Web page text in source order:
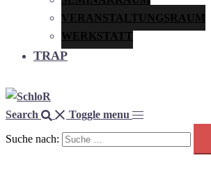
VERANSTALTUNGSRAUM
WERKSTATT
TRAP
Search Toggle menu
Suche nach: